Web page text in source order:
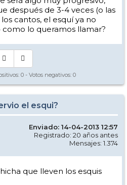
después de 3-4 veces (o las
cantos, el esquí ya no
lo queramos llamar?
0 - Votos negativos: 0
el esqui?
Enviado: 14-04-2013 12:57
Registrado: 20 años antes
Mensajes: 1.374
que lleven los esquis